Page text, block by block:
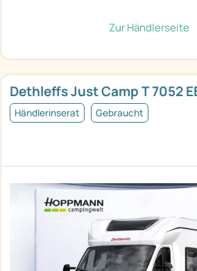
Zur Händlerseite
Dethleffs Just Camp T 7052
Händlerinserat Gebraucht